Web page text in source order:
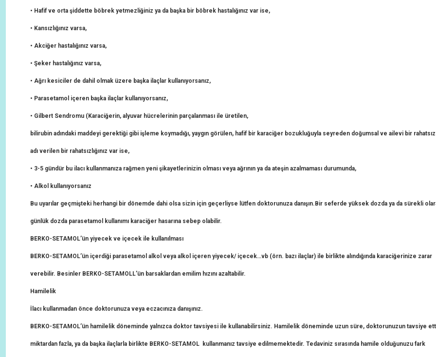
• Hafif ve orta şiddette böbrek yetmezliğiniz ya da başka bir böbrek hastalığınız var ise,
• Kansızlığınız varsa,
• Akciğer hastalığınız varsa,
• Şeker hastalığınız varsa,
• Ağrı kesiciler de dahil olmak üzere başka ilaçlar kullanıyorsanız,
• Parasetamol içeren başka ilaçlar kullanıyorsanız,
• Gilbert Sendromu (Karaciğerin, alyuvar hücrelerinin parçalanması ile üretilen,
bilirubin adındaki maddeyi gerektiği gibi işleme koymadığı, yaygın görülen, hafif bir karaciğer bozukluğuyla seyreden doğumsal ve ailevi bir
adı verilen bir rahatsızlığınız var ise,
• 3-5 gündür bu ilacı kullanmanıza rağmen yeni şikayetlerinizin olması veya ağrının ya da ateşin azalmaması durumunda,
• Alkol kullanıyorsanız
Bu uyarılar geçmişteki herhangi bir dönemde dahi olsa sizin için geçerliyse lütfen doktorunuza danışın.Bir seferde yüksek dozda ya da sürekli
günlük dozda parasetamol kullanımı karaciğer hasarına sebep olabilir.
BERKO-SETAMOL’ün yiyecek ve içecek ile kullanılması
BERKO-SETAMOL’ün içerdiği parasetamol alkol veya alkol içeren yiyecek/ içecek…vb (örn. bazı ilaçlar) ile birlikte alındığında karaciğerinize zarar
verebilir. Besinler BERKO-SETAMOLL’ün barsaklardan emilim hızını azaltabilir.
Hamilelik
İlacı kullanmadan önce doktorunuza veya eczacınıza danışınız.
BERKO-SETAMOL’ün hamilelik döneminde yalnızca doktor tavsiyesi ile kullanabilirsiniz. Hamilelik döneminde uzun süre, doktorunuzun tavsiye
miktardan fazla, ya da başka ilaçlarla birlikte BERKO-SETAMOL kullanmanız tavsiye edilmemektedir. Tedaviniz sırasında hamile olduğunuzu fark